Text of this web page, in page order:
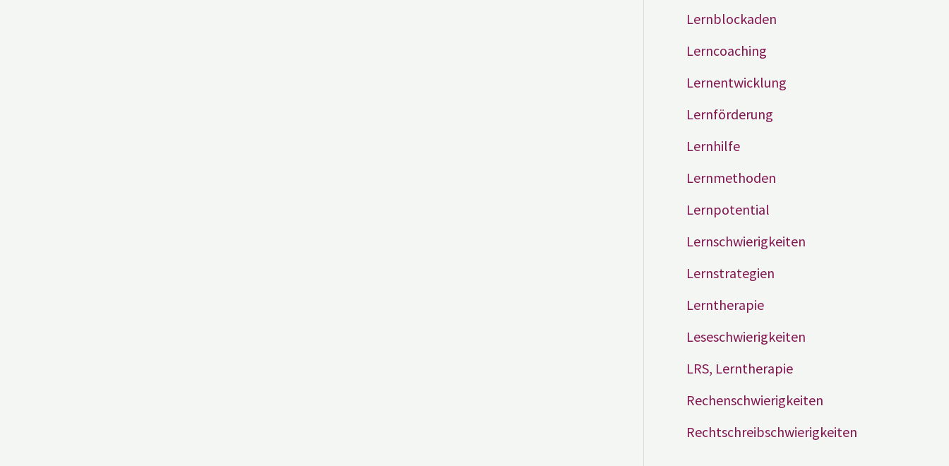
Lernblockaden
Lerncoaching
Lernentwicklung
Lernförderung
Lernhilfe
Lernmethoden
Lernpotential
Lernschwierigkeiten
Lernstrategien
Lerntherapie
Leseschwierigkeiten
LRS, Lerntherapie
Rechenschwierigkeiten
Rechtschreibschwierigkeiten